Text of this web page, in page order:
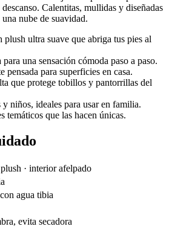
Calentitas, mullidas y diseñadas
nube de suavidad.
plush ultra suave que abriga tus pies al
una sensación cómoda paso a paso.
pensada para superficies en casa.
que protege tobillos y pantorrillas del
y niños, ideales para usar en familia.
temáticos que las hacen únicas.
· interior afelpado
agua tibia
evita secadora